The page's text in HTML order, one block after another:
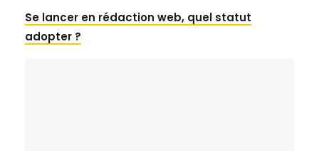
Se lancer en rédaction web, quel statut
adopter ?